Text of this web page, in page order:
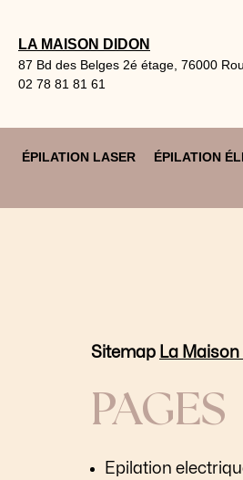
contenu
LA MAISON DIDON
87 Bd des Belges 2é étage, 76000
02 78 81 81 61
ÉPILATION LASER ÉPILATION
Sitemap La
PAGES
Epilation